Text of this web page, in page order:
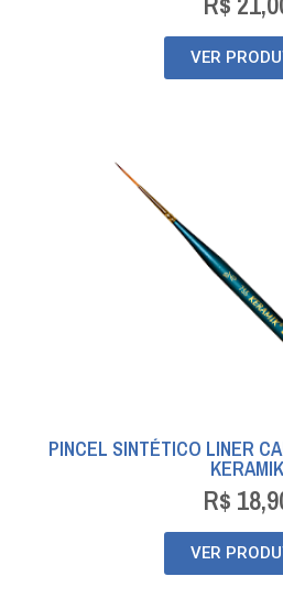
VER
PINCEL SINTÉTICO LINER
KERAMIK
R$
VER